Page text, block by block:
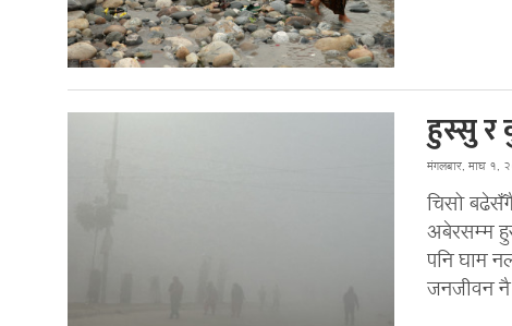
हुस्सु र
मंगलबार, माघ १,
चिसो
अबेरसम्म
पनि घाम
जनजीवन नै